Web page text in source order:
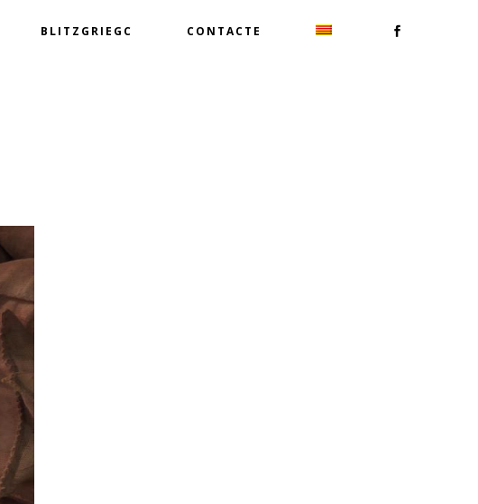
BLITZGRIEGC CONTACTE